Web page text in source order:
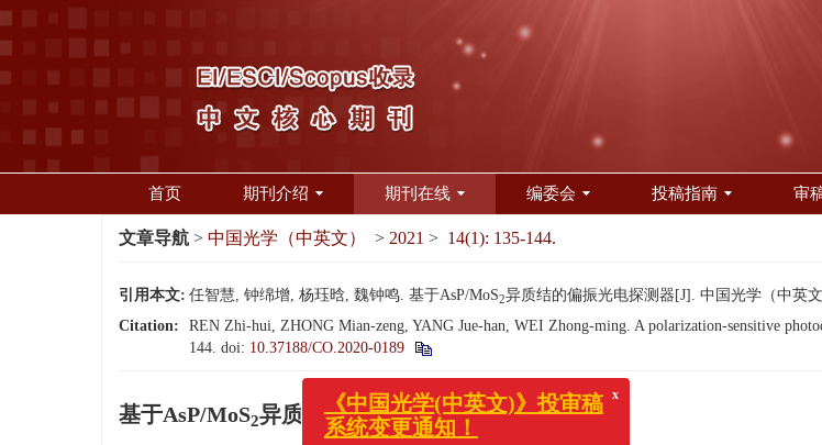
首页 期刊介绍 期刊在线 编委会 投稿指南 审
文章导航 > 中国光学（中英文） > 2021 > 14(1): 135-144.
引用本文: 任智慧, 钟绵增, 杨珏晗, 魏钟鸣. 基于AsP/MoS2异质结的偏振光电探测器[J]. 中国光学（中英
Citation:
REN Zhi-hui, ZHONG Mian-zeng, YANG Jue-han, WEI Zhong-ming. A polarization-sensitive
144. doi: 10.37188/CO.2020-0189
基于AsP/MoS2异质结的偏振光电探测器